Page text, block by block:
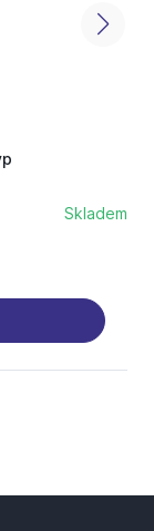
Skladem